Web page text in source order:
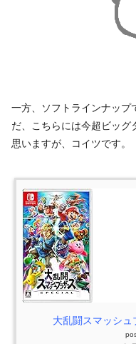
一方、ソフトラインナップ
だ、こちらには今超ビッ
思いますが、コイツです。
大乱闘スマッシュ